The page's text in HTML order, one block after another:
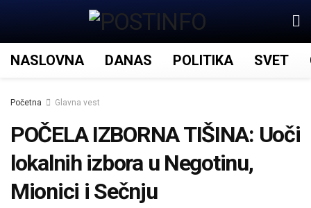
NASLOVNA DANAS POLITIKA SVET
Početna Glavna vest
POČELA IZBORNA TIŠINA: Uoči
lokalnih izbora u Negotinu,
Mionici i Sečnju